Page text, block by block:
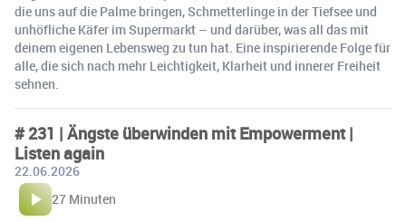
die uns auf die Palme bringen, Schmetterlinge in der Tiefsee und
unhöfliche Käfer im Supermarkt – und darüber, was all das mit
deinem eigenen Lebensweg zu tun hat. Eine inspirierende Folge für
alle, die sich nach mehr Leichtigkeit, Klarheit und innerer Freiheit
sehnen.
# 231 | Ängste überwinden mit Empowerment |
Listen again
22.06.2026
27 Minuten